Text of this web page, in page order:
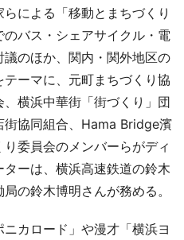
による「移動とまちづくり
バス・シェアサイクル・電
のほか、関内・関外地区の
ーマに、元町まちづくり協
横浜中華街「街づくり」団
街協同組合、Hama Bridge濱
委員会のメンバーらがディ
ーは、横浜高速鉄道の鈴木
の鈴木博明さんが務める。
カロード」や漫才「横浜ヨ